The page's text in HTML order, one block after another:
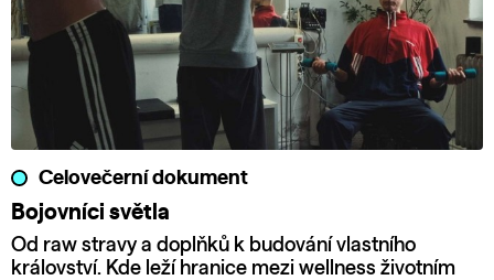
Celovečerní dokument
Bojovníci světla
Od raw stravy a doplňků k budování vlastního
království. Kde leží hranice mezi wellness životním